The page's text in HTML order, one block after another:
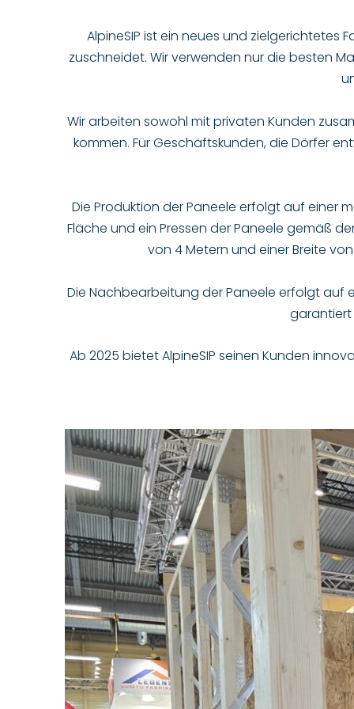
AlpineSIP ist ein neues und
zuschneidet. Wir verwenden nur die besten
Wir arbeiten sowohl mit privaten Kunden
kommen. Für Geschäftskunden, die Dörfer
Die Produktion der Paneele erfolgt auf einer
Fläche und ein Pressen der Paneele gemäß
von 4 Metern und einer Breite
Die Nachbearbeitung der Paneele erfolgt auf
garantiert
Ab 2025 bietet AlpineSIP seinen Kunden